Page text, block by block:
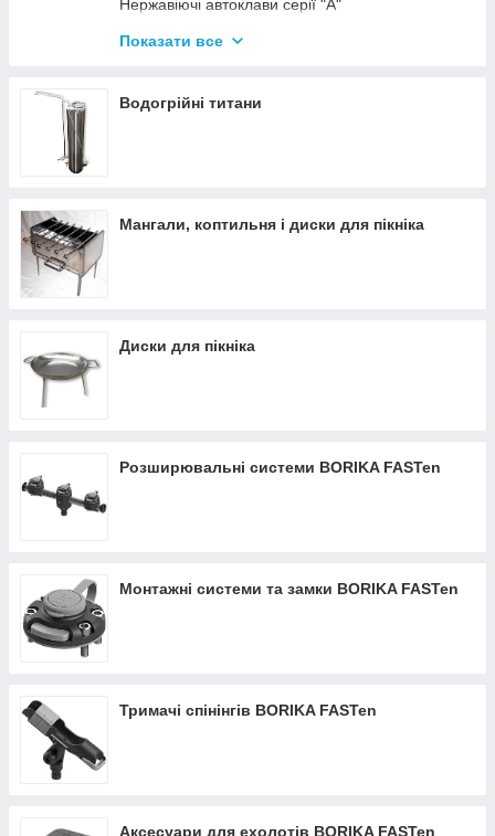
Нержавіючі автоклави серії "А"
Промислові автоклави
Комплектуючі для автоклавів
Показати все
Водогрійні титани
Мангали, коптильня і диски для пікніка
Диски для пікніка
Розширювальні системи BORIKA FASTen
Монтажні системи та замки BORIKA FASTen
Тримачі спінінгів BORIKA FASTen
Аксесуари для ехолотів BORIKA FASTen